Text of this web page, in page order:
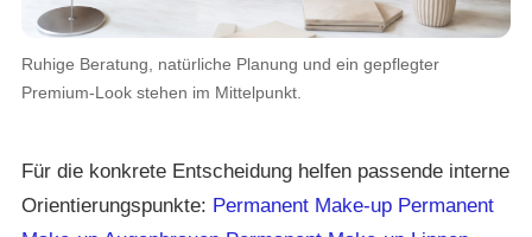
Ruhige Beratung, natürliche Planung und ein gepflegter
Premium-Look stehen im Mittelpunkt.
Für die konkrete Entscheidung helfen passende interne
Orientierungspunkte: Permanent Make-up Permanent